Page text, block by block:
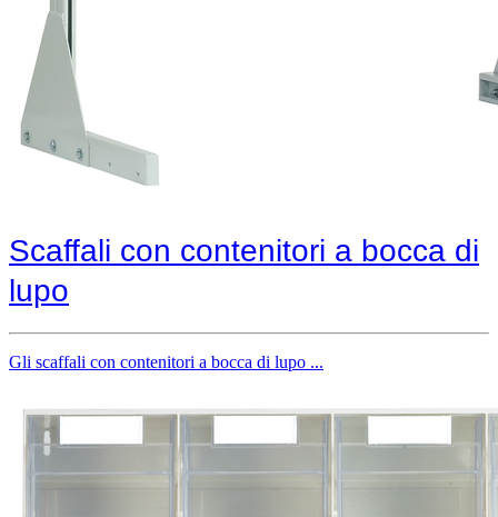
Scaffali con contenitori a bocca di
lupo
Gli scaffali con contenitori a bocca di lupo ...